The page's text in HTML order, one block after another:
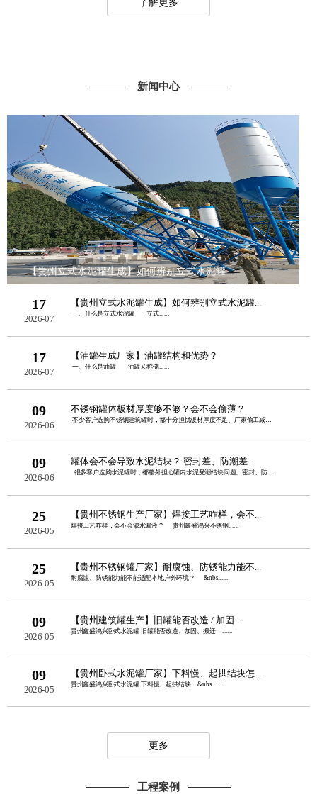
新闻中心
【贵州立式水泥罐生成】如何辨别立式水泥罐......
17
2026-07
【贵州立式水泥罐生成】如何辨别立式水泥罐...
一、什么是立式水泥罐 立式......
17
2026-07
【油罐生成厂家】油罐结构和优势？
一、什么是油罐 油罐又称储......
09
2026-06
不锈钢罐体板材厚度够不够？会不会偷薄？
不少客户选购不锈钢建筑罐时，都十分担忧板材厚度不足、厂家偷工减料。板......
09
2026-06
罐体会不会导致水泥结块？ 密封差、防潮差...
很多客户选购水泥罐时，都格外担心罐内水泥受潮结块问题。密封、防潮性......
25
2026-05
【贵州不锈钢生产厂家】焊接工艺咋样，会不...
焊接工艺咋样，会不会渗水漏液？ 贵州鑫盛鸿兴不锈钢......
25
2026-05
【贵州不锈钢罐厂家】耐腐蚀、防锈能力能不...
耐腐蚀、防锈能力能不能适配本地户外环境？ &nbs......
09
2026-05
【贵州建筑罐生产】旧罐能否改造 / 加固...
贵州鑫盛鸿兴卧式水泥罐 旧罐能否改造、加固、搬迁 ......
09
2026-05
【贵州卧式水泥罐厂家】下料慢、起拱结块怎...
贵州鑫盛鸿兴卧式水泥罐 下料慢、起拱结块 &nbs......
更多
工程案例